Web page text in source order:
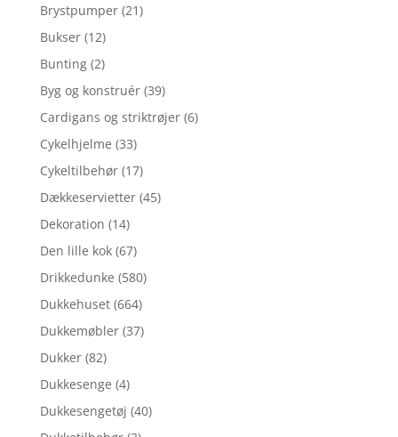
Brystpumper (21)
Bukser (12)
Bunting (2)
Byg og konstruér (39)
Cardigans og striktrøjer (6)
Cykelhjelme (33)
Cykeltilbehør (17)
Dækkeservietter (45)
Dekoration (14)
Den lille kok (67)
Drikkedunke (580)
Dukkehuset (664)
Dukkemøbler (37)
Dukker (82)
Dukkesenge (4)
Dukkesengetøj (40)